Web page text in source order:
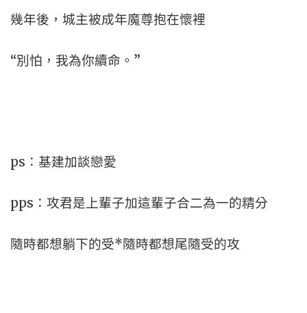
幾年後，城主被成年魔尊抱在懷裡
“別怕，我為你續命。”
ps：基建加談戀愛
pps：攻君是上輩子加這輩子合二為一的精分
隨時都想躺下的受*隨時都想尾隨受的攻